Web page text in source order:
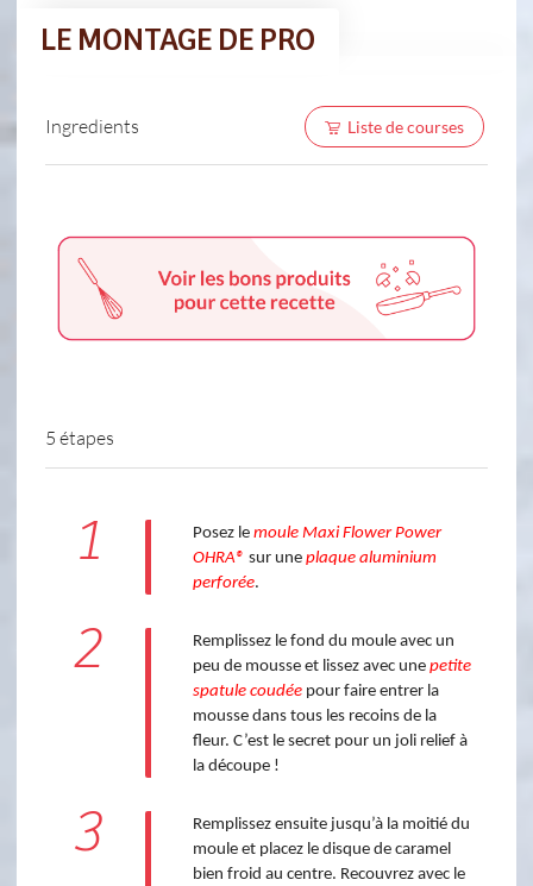
LE MONTAGE DE PRO
Ingredients Liste de courses
5 étapes
1 Posez le moule Maxi Flower Power
OHRA® sur une plaque aluminium
perforée.
2
Remplissez le fond du moule avec un
peu de mousse et lissez avec une petite
spatule coudéepour faire entrer la
mousse dans tous les recoins de la
fleur. C’est le secret pour un joli relief à
la découpe !
3
Remplissez ensuite jusqu’à la moitié du
moule et placez le disque de caramel
bien froid au centre. Recouvrez avec le